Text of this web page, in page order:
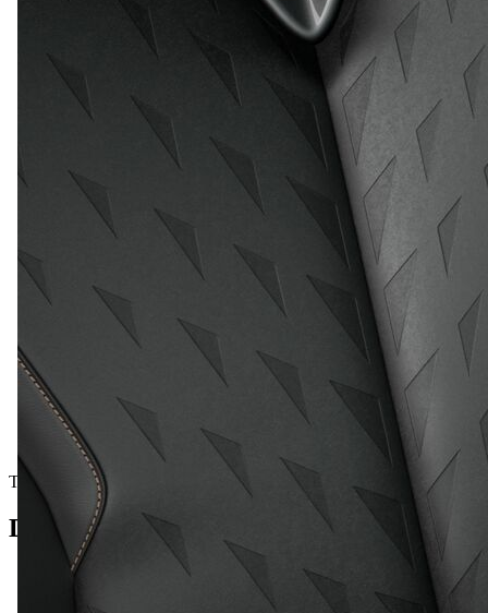
Testna vozila
Detalji vozila